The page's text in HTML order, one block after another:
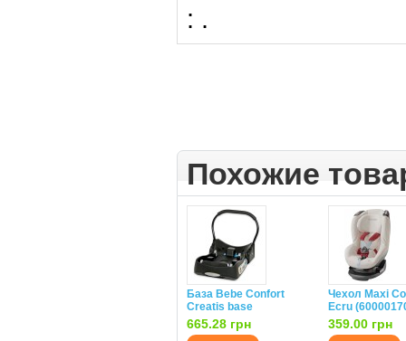
: .
Похожие
База Bebe Confort
Creatis base
665.28 грн
Чехол Maxi
Ecru
359.00 грн